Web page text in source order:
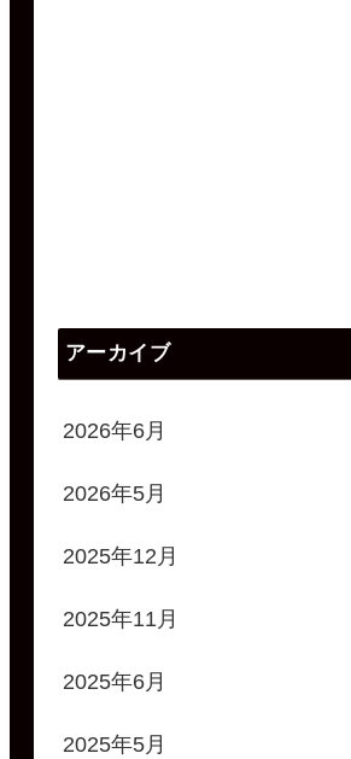
アーカイブ
2026年6月
2026年5月
2025年12月
2025年11月
2025年6月
2025年5月